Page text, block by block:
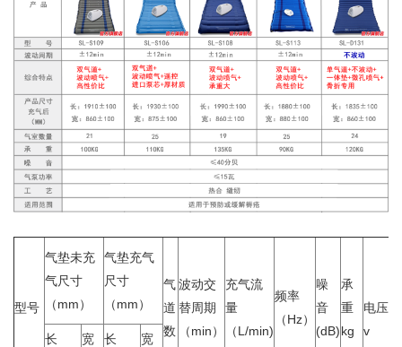
型号
气垫未充
气尺寸
（mm）
气垫充气
尺寸
（mm）
气
道
数
波动交
替周期
（min）
充气流
量
（L/min)
频率
（Hz）
噪
音
(dB)
承
重
kg
电压
v
长 宽 长 宽